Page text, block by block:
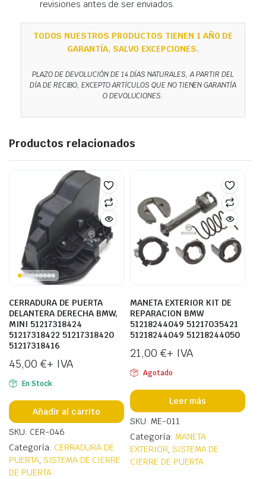
revisiones antes de ser enviados.
TODOS NUESTROS PRODUCTOS TIENEN 1 AÑO DE
GARANTÍA, SALVO EXCEPCIONES.
PLAZO DE DEVOLUCIÓN DE 14 DÍAS NATURALES, A PARTIR DEL
DÍA DE RECIBO, EXCEPTO ARTÍCULOS QUE NO TIENEN GARANTÍA
O DEVOLUCIONES.
Productos relacionados
CERRADURA DE PUERTA
DELANTERA DERECHA BMW,
MINI 51217318424
51217318422 51217318420
51217318416
45,00 €+ IVA
En Stock
Añadir al carrito
SKU: CER-046
Categoría: CERRADURA DE
PUERTA, SISTEMA DE CIERRE
DE PUERTA
MANETA EXTERIOR KIT DE
REPARACION BMW
51218244049 51217035421
51218244049 51218244050
21,00 €+ IVA
Agotado
Leer más
SKU: ME-011
Categoría: MANETA
EXTERIOR, SISTEMA DE
CIERRE DE PUERTA